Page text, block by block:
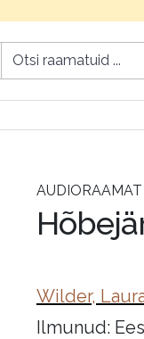
AUDIORAAMAT
Wilder,
Ilmunud: